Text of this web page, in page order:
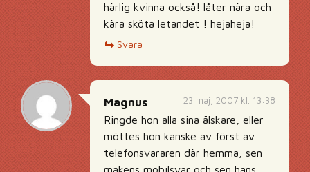
härlig kvinna också! låter nära och
kära sköta letandet ! hejaheja!
Svara
23 maj, 2007 kl. 13:38
Magnus
Ringde hon alla sina älskare, eller
möttes hon kanske av först av
telefonsvararen där hemma, sen
makens mobilsvar och sen hans